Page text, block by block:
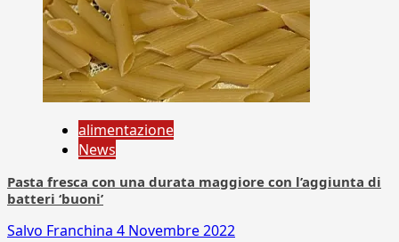
alimentazione
News
Pasta fresca con una durata maggiore con l’aggiunta di
batteri ‘buoni’
Salvo Franchina 4 Novembre 2022